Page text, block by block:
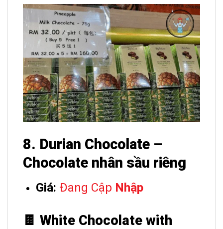
8. Durian Chocolate –
Chocolate nhân sầu riêng
Giá: Đang Cập Nhập
🍫 White Chocolate with